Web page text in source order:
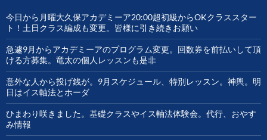
今日から月曜大久保アカデミーア20:00超初級からOKクラススター
ト！土日クラス編成も変更。皆様に引き続きお願い
急遽9月からアカデミーアのプログラム変更。回数券を前払いして頂
ける方募集。竜太の個人レッスンも是非
意外な人から投げ銭が。9月スケジュール、特別レッスン。神輿。明
日はイス軸法とホーダ
ひまわり咲きました。基礎クラスやイス軸法体験会。代行、おやす
み情報